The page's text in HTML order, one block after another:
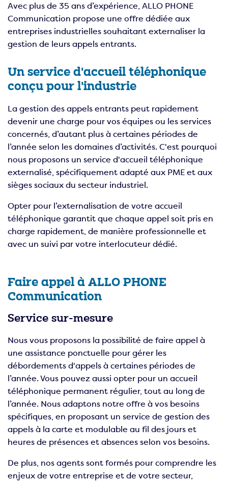
Avec plus de 35 ans d’expérience, ALLO PHONE
Communication propose une offre dédiée aux
entreprises industrielles souhaitant externaliser la
gestion de leurs appels entrants.
Un service d'accueil téléphonique
conçu pour l'industrie
La gestion des appels entrants peut rapidement
devenir une charge pour vos équipes ou les services
concernés, d’autant plus à certaines périodes de
l’année selon les domaines d’activités. C'est pourquoi
nous proposons un service d'accueil téléphonique
externalisé, spécifiquement adapté aux PME et aux
sièges sociaux du secteur industriel.
Opter pour l’externalisation de votre accueil
téléphonique garantit que chaque appel soit pris en
charge rapidement, de manière professionnelle et
avec un suivi par votre interlocuteur dédié.
Faire appel à ALLO PHONE
Communication
Service sur-mesure
Nous vous proposons la possibilité de faire appel à
une assistance ponctuelle pour gérer les
débordements d'appels à certaines périodes de
l’année. Vous pouvez aussi opter pour un accueil
téléphonique permanent régulier, tout au long de
l’année. Nous adaptons notre offre à vos besoins
spécifiques, en proposant un service de gestion des
appels à la carte et modulable au fil des jours et
heures de présences et absences selon vos besoins.
De plus, nos agents sont formés pour comprendre les
enjeux de votre entreprise et de votre secteur,